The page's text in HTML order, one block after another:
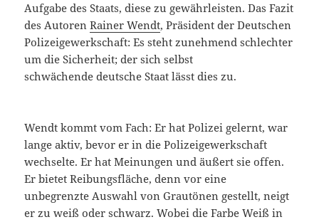
Aufgabe des Staats, diese zu gewährleisten. Das Fazit
des AutorenRainer Wendt, Präsident der Deutschen
Polizeigewerkschaft: Es steht zunehmend schlechter
um die Sicherheit; der sich selbst
schwächende deutsche Staat lässt dies zu.
Wendt kommt vom Fach: Er hat Polizei gelernt, war
lange aktiv, bevor er in die Polizeigewerkschaft
wechselte. Er hat Meinungen und äußert sie offen.
Er bietet Reibungsfläche, denn vor eine
unbegrenzte Auswahl von Grautönen gestellt, neigt
er zu weiß oder schwarz. Wobei die Farbe Weiß in